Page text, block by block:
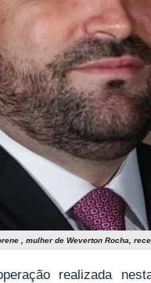
, mulher de Weverton Rocha,
realizada